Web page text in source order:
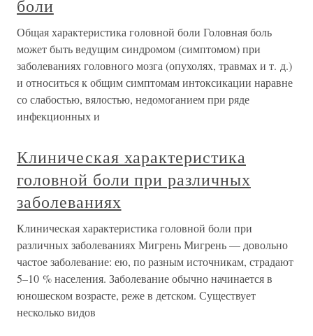
боли
Общая характеристика головной боли Головная боль
может быть ведущим синдромом (симптомом) при
заболеваниях головного мозга (опухолях, травмах и т. д.)
и относиться к общим симптомам интоксикации наравне
со слабостью, вялостью, недомоганием при ряде
инфекционных и
Клиническая характеристика
головной боли при различных
заболеваниях
Клиническая характеристика головной боли при
различных заболеваниях Мигрень Мигрень — довольно
частое заболевание: ею, по разным источникам, страдают
5–10 % населения. Заболевание обычно начинается в
юношеском возрасте, реже в детском. Существует
несколько видов